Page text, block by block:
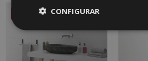
CONFIGURAR